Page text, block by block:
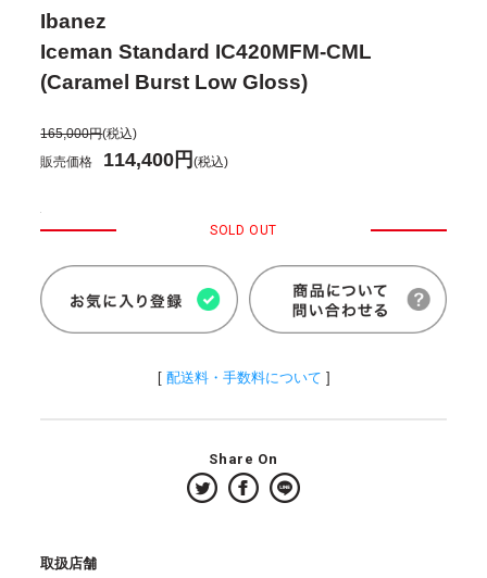
Ibanez
Iceman Standard IC420MFM-CML
(Caramel Burst Low Gloss)
165,000円(税込)
販売価格
114,400円(税込)
SOLD OUT
[ 配送料・手数料について ]
Share On
取扱店舗